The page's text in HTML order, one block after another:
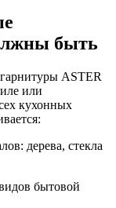
быть
ASTER
или
кухонных
дерева, стекла
бытовой